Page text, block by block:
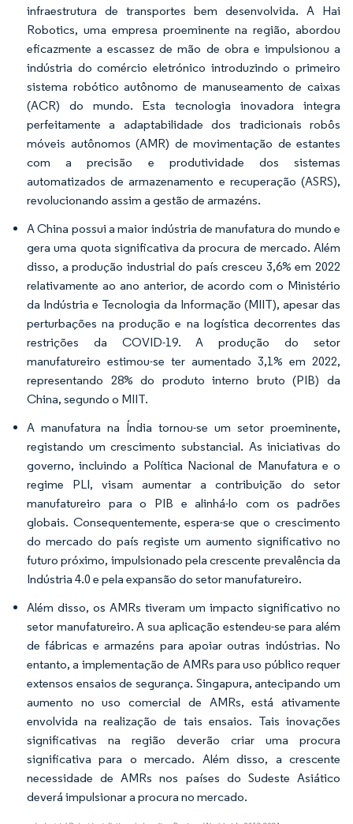
infraestrutura de transportes bem desenvolvida. A Hai
Robotics, uma empresa proeminente na região, abordou
eficazmente a escassez de mão de obra e impulsionou a
indústria do comércio eletrónico introduzindo o primeiro
sistema robótico autônomo de manuseamento de caixas
(ACR) do mundo. Esta tecnologia inovadora integra
perfeitamente a adaptabilidade dos tradicionais robôs
móveis autônomos (AMR) de movimentação de estantes
com a precisão e produtividade dos sistemas
automatizados de armazenamento e recuperação (ASRS),
revolucionando assim a gestão de armazéns.
A China possui a maior indústria de manufatura do mundo e
gera uma quota significativa da procura de mercado. Além
disso, a produção industrial do país cresceu 3,6% em 2022
relativamente ao ano anterior, de acordo com o Ministério
da Indústria e Tecnologia da Informação (MIIT), apesar das
perturbações na produção e na logística decorrentes das
restrições da COVID-19. A produção do setor
manufatureiro estimou-se ter aumentado 3,1% em 2022,
representando 28% do produto interno bruto (PIB) da
China, segundo o MIIT.
A manufatura na Índia tornou-se um setor proeminente,
registando um crescimento substancial. As iniciativas do
governo, incluindo a Política Nacional de Manufatura e o
regime PLI, visam aumentar a contribuição do setor
manufatureiro para o PIB e alinhá-lo com os padrões
globais. Consequentemente, espera-se que o crescimento
do mercado do país registe um aumento significativo no
futuro próximo, impulsionado pela crescente prevalência da
Indústria 4.0 e pela expansão do setor manufatureiro.
Além disso, os AMRs tiveram um impacto significativo no
setor manufatureiro. A sua aplicação estendeu-se para além
de fábricas e armazéns para apoiar outras indústrias. No
entanto, a implementação de AMRs para uso público requer
extensos ensaios de segurança. Singapura, antecipando um
aumento no uso comercial de AMRs, está ativamente
envolvida na realização de tais ensaios. Tais inovações
significativas na região deverão criar uma procura
significativa para o mercado. Além disso, a crescente
necessidade de AMRs nos países do Sudeste Asiático
deverá impulsionar a procura no mercado.